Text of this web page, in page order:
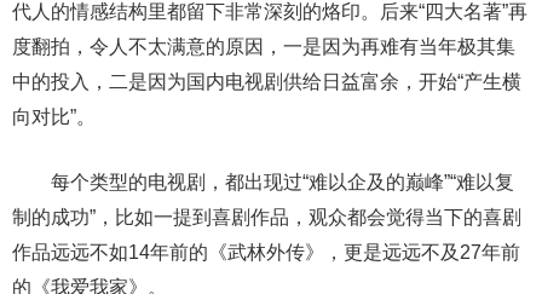
代人的情感结构里都留下非常深刻的烙印。后来“四大名著”再
度翻拍，令人不太满意的原因，一是因为再难有当年极其集
中的投入，二是因为国内电视剧供给日益富余，开始“产生横
向对比”。
每个类型的电视剧，都出现过“难以企及的巅峰”“难以复
制的成功”，比如一提到喜剧作品，观众都会觉得当下的喜剧
作品远远不如14年前的《武林外传》，更是远远不及27年前
的《我爱我家》。